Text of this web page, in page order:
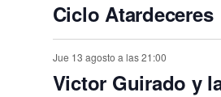
Ciclo Atardeceres
Jue 13 agosto a las 21:00
Victor Guirado y